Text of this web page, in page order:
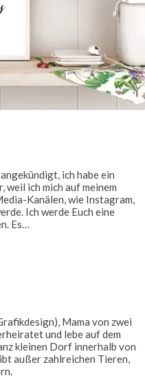
ich habe ein
weil ich mich auf meinem
Kanälen, wie Instagram,
Ich werde Euch eine
Es…
Mama von zwei
und lebe auf dem
kleinen Dorf innerhalb von
außer zahlreichen Tieren,